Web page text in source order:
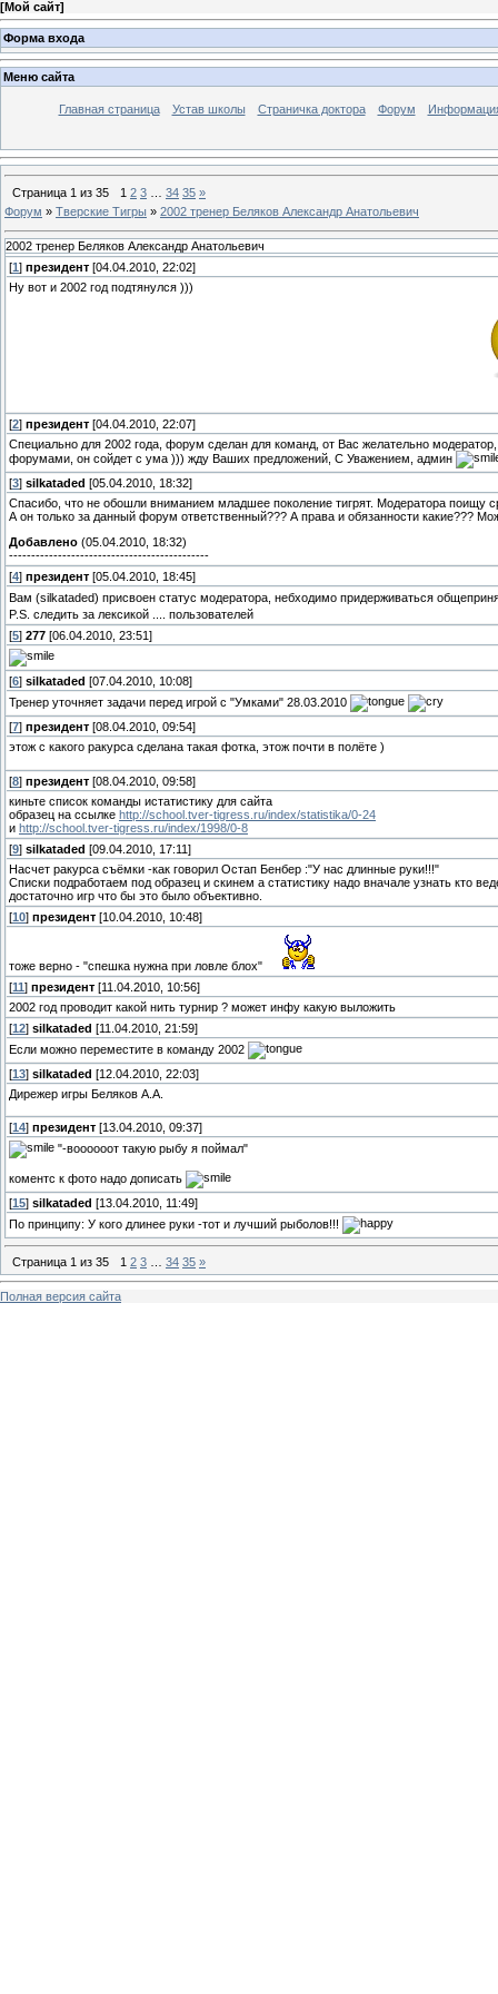
[Мой сайт]
Форма входа
Меню сайта
Главная страница Устав школы Страничка доктора Форум
Страница 1 из 35 1 2 3 34 35 »
Форум » Тверские Тигры » 2002 тренер Беляков Александр Анатольевич
2002 тренер Беляков Александр Анатольевич
[1 ] президент [04.04.2010, 22:02]
Ну вот и 2002 год подтянулся )))
[2] президент [04.04.2010, 22:07]
Специально для 2002 года, форум сделан для команд, от Вас желательно
форумами, он сойдет с ума ))) жду Ваших предложений, С Уважением, админ
[3] silkataded [05.04.2010, 18:32]
Спасибо, что не обошли вниманием младшее поколение тигрят. Модератора поищу
А он только за данный форум ответственный??? А права и обязанности какие???
Добавлено (05.04.2010, 18:32)
---------------------------------------------
[4] президент [05.04.2010, 18:45]
Вам (silkataded) присвоен статус модератора, небходимо придерживаться
P.S. следить за лексикой .... пользователей
[5] 277 [06.04.2010, 23:51]
[6] silkataded [07.04.2010, 10:08]
Тренер уточняет задачи перед игрой с "Умками" 28.03.2010
[7] президент [08.04.2010, 09:54]
этож с какого ракурса сделана такая фотка, этож почти в полёте )
[8] президент [08.04.2010, 09:58]
киньте список команды истатистику для сайта
образец на ссылке http://school.tver-tigress.ru/index/statistika/0-24
и http://school.tver-tigress.ru/index/1998/0-8
[9] silkataded [09.04.2010, 17:11]
Насчет ракурса съёмки -как говорил Остап Бенбер :"У нас длинные руки!!!"
Списки подработаем под образец и скинем а статистику надо вначале узнать кто
достаточно игр что бы это было объективно.
[10] президент [10.04.2010, 10:48]
тоже верно - "спешка нужна при ловле блох"
[11 ] президент [11.04.2010, 10:56]
2002 год проводит какой нить турнир ? может инфу какую выложить
[12] silkataded [11.04.2010, 21:59]
Если можно переместите в команду 2002
[13] silkataded [12.04.2010, 22:03]
Дирежер игры Беляков А.А.
[14] президент [13.04.2010, 09:37]
"-воооооот такую рыбу я поймал"
коментс к фото надо дописать
[15] silkataded [13.04.2010, 11:49]
По принципу: У кого длинее руки -тот и лучший рыболов!!!
Страница 1 из 35 1 2 3 34 35 »
Полная версия сайта